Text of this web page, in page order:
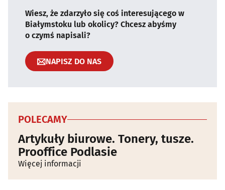
Wiesz, że zdarzyło się coś interesującego w
Białymstoku lub okolicy? Chcesz abyśmy
o czymś napisali?
NAPISZ DO NAS
POLECAMY
Artykuły biurowe. Tonery, tusze.
Prooffice Podlasie
Więcej informacji